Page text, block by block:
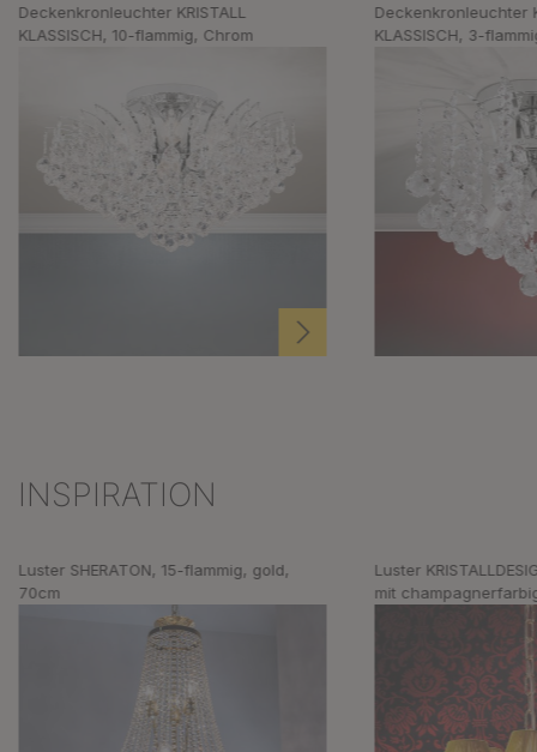
Deckenkronleuchter KRISTALL
KLASSISCH, 10-flammig, Chrom
Deckenkronleuchter
KLASSISCH, 3-
Produktgalerie überspringen
INSPIRATION
Luster SHERATON, 15-flammig, gold,
70cm
Luster
mit